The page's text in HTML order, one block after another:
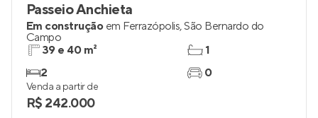
Passeio Anchieta
Em construção em Ferrazópolis,São Bernardo do
Campo
39 e 40 m²
2
1
0
Venda a partir de
R$ 242.000